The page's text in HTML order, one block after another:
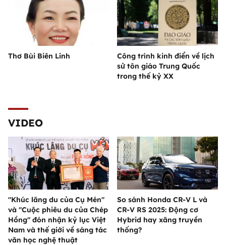
Thơ Bùi Biên Linh
Công trình kinh điển về lịch
sử tôn giáo Trung Quốc
trong thế kỷ XX
VIDEO
"Khúc lãng du của Cụ Mén"
và "Cuộc phiêu du của Chép
Hồng" đón nhận kỷ lục Việt
Nam và thế giới về sáng tác
văn học nghệ thuật
So sánh Honda CR-V L và
CR-V RS 2025: Động cơ
Hybrid hay xăng truyền
thống?